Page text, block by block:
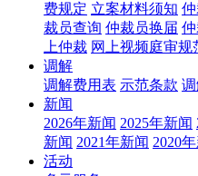
费规定 立案材料须知
裁员查询 仲裁员换届
上仲裁 网上视频庭审规
调解
调解费用表 示范条款 调
新闻
2026年新闻 2025年新闻
新闻 2021年新闻 2020
活动